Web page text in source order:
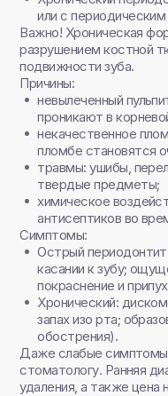
или с
Важно! Хроническая
разрушением костной
подвижности зуба.
Причины:
невылеченный
проникают в
некачественное
пломбе становятся
травмы: ушибы,
твердые предметы;
химическое
антисептиков во
Симптомы:
Острый
касании к зубу;
покраснение и
Хронический:
запах изо рта;
обострения).
Даже слабые симптомы
стоматологу. Ранняя
удаления, а также цена